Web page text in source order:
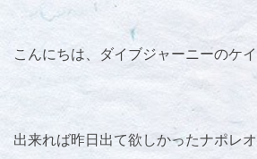
こんにちは、ダイブジャーニーのケ
出来れば昨日出て欲しかったナポレ